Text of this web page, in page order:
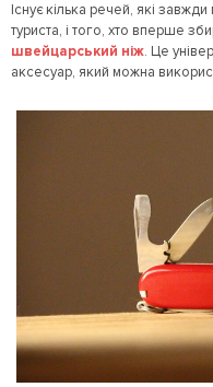
Існує кілька речей, які
туриста, і того, хто вперше
швейцарський ніж. Це
аксесуар, який можна